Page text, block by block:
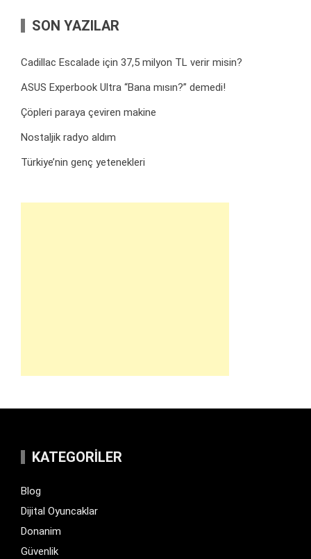
SON YAZILAR
Cadillac Escalade için 37,5 milyon TL verir misin?
ASUS Experbook Ultra “Bana mısın?” demedi!
Çöpleri paraya çeviren makine
Nostaljik radyo aldım
Türkiye’nin genç yetenekleri
KATEGORILER
Blog
Dijital Oyuncaklar
Donanim
Güvenlik